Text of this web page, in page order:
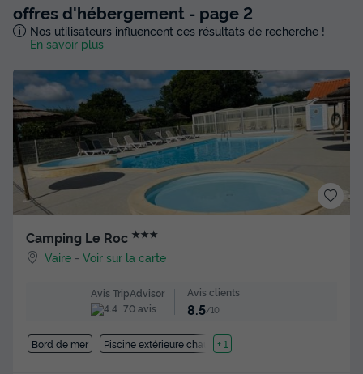
offres d'hébergement - page 2
Nos utilisateurs influencent ces résultats de recherche !
En savoir plus
Camping Le Roc ★★★
Vaire -Voir sur la carte
Avis TripAdvisor
70 avis
Avis clients
8.5/10
Bord de mer Piscine extérieure chauffée
+ 1